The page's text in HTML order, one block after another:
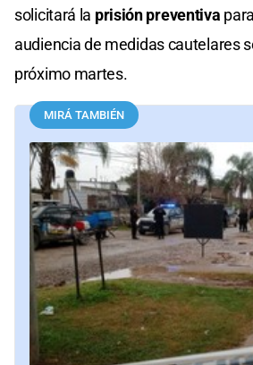
solicitará la prisión preventiva
audiencia de medidas cautelares
próximo martes.
MIRÁ TAMBIÉN